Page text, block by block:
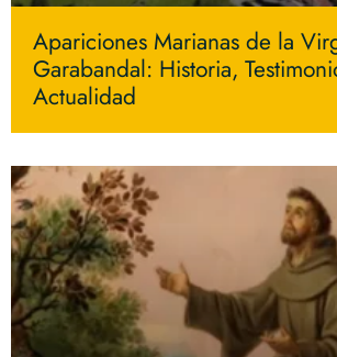
Apariciones Marianas de la
Garabandal: Historia,
Actualidad